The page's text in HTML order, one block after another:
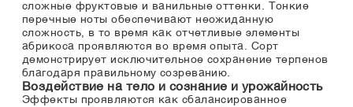
сложные фруктовые и ванильные оттенки. Тонкие
перечные ноты обеспечивают неожиданную
сложность, в то время как отчетливые элементы
абрикоса проявляются во время опыта. Сорт
демонстрирует исключительное сохранение терпенов
благодаря правильному созреванию.
Воздействие на тело и сознание и урожайность
Эффекты проявляются как сбалансированное